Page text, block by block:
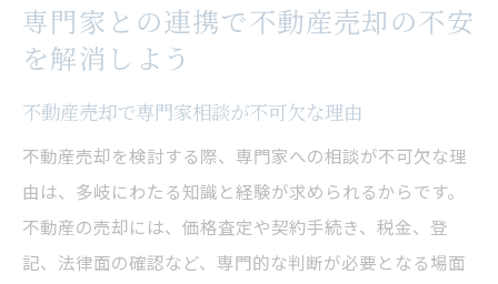
専門家との連携で不動産売却の不安
を解消しよう
不動産売却で専門家相談が不可欠な理由
不動産売却を検討する際、専門家への相談が不可欠な理
由は、多岐にわたる知識と経験が求められるからです。
不動産の売却には、価格査定や契約手続き、税金、登
記、法律面の確認など、専門的な判断が必要となる場面